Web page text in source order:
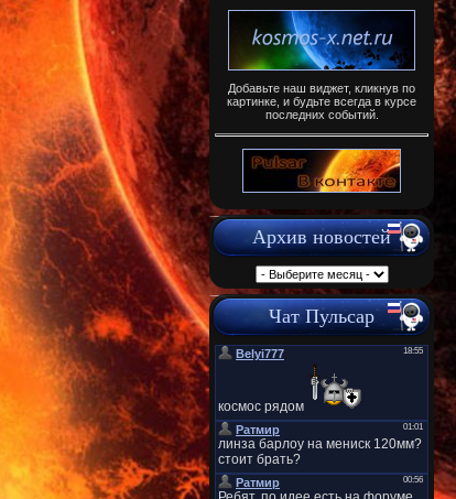
Добавьте наш виджет, кликнув по
картинке, и будьте всегда в курсе
последних событий.
Архив новостей
Чат Пульсар